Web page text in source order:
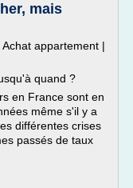
mais
appartement |
quand ?
en France sont en
même s'il y a
différentes crises
passés de taux